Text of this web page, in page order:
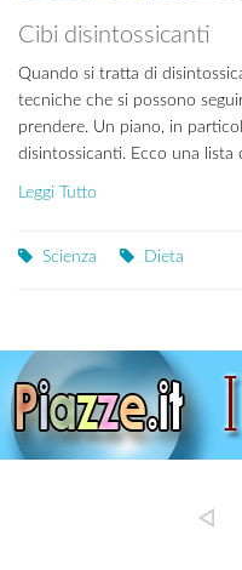
Cibi disintossicanti
Quando si tratta di
tecniche che si possono
prendere. Un piano, in
disintossicanti. Ecco una lista
Leggi Tutto
Scienza Dieta